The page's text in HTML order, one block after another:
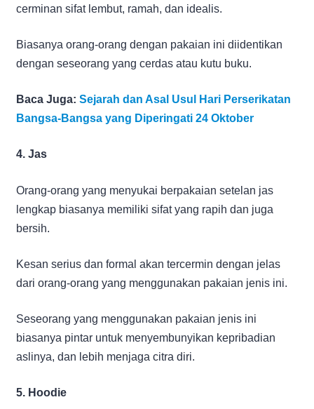
cerminan sifat lembut, ramah, dan idealis.
Biasanya orang-orang dengan pakaian ini diidentikan
dengan seseorang yang cerdas atau kutu buku.
Baca Juga: Sejarah dan Asal Usul Hari Perserikatan
Bangsa-Bangsa yang Diperingati 24 Oktober
4. Jas
Orang-orang yang menyukai berpakaian setelan jas
lengkap biasanya memiliki sifat yang rapih dan juga
bersih.
Kesan serius dan formal akan tercermin dengan jelas
dari orang-orang yang menggunakan pakaian jenis ini.
Seseorang yang menggunakan pakaian jenis ini
biasanya pintar untuk menyembunyikan kepribadian
aslinya, dan lebih menjaga citra diri.
5. Hoodie